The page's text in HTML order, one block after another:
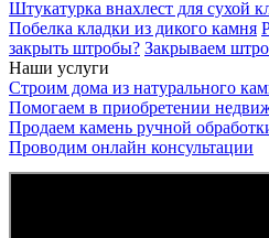
Штукатурка внахлест для сухой
Побелка кладки из дикого камня
закрыть штробы? Закрываем
Наши услуги
Строим дома из натурального
Помогаем в приобретении
Продаем камень ручной
Проводим онлайн консультации